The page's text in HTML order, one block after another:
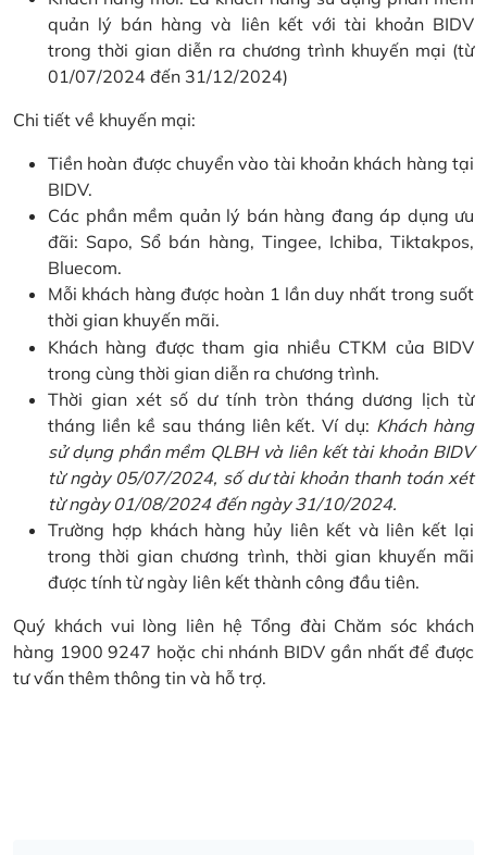
quản lý bán hàng và liên kết với tài khoản BIDV
trong thời gian diễn ra chương trình khuyến mại (từ
01/07/2024 đến 31/12/2024)
Chi tiết về khuyến mại:
Tiền hoàn được chuyển vào tài khoản khách hàng tại
BIDV.
Các phần mềm quản lý bán hàng đang áp dụng ưu
đãi: Sapo, Sổ bán hàng, Tingee, Ichiba, Tiktakpos,
Bluecom.
Mỗi khách hàng được hoàn 1 lần duy nhất trong suốt
thời gian khuyến mãi.
Khách hàng được tham gia nhiều CTKM của BIDV
trong cùng thời gian diễn ra chương trình.
Thời gian xét số dư tính tròn tháng dương lịch từ
tháng liền kề sau tháng liên kết. Ví dụ: Khách hàng
sử dụng phần mềm QLBH và liên kết tài khoản BIDV
từ ngày 05/07/2024, số dư tài khoản thanh toán xét
từ ngày 01/08/2024 đến ngày 31/10/2024.
Trường hợp khách hàng hủy liên kết và liên kết lại
trong thời gian chương trình, thời gian khuyến mãi
được tính từ ngày liên kết thành công đầu tiên.
Quý khách vui lòng liên hệ Tổng đài Chăm sóc khách
hàng 1900 9247 hoặc chi nhánh BIDV gần nhất để được
tư vấn thêm thông tin và hỗ trợ.